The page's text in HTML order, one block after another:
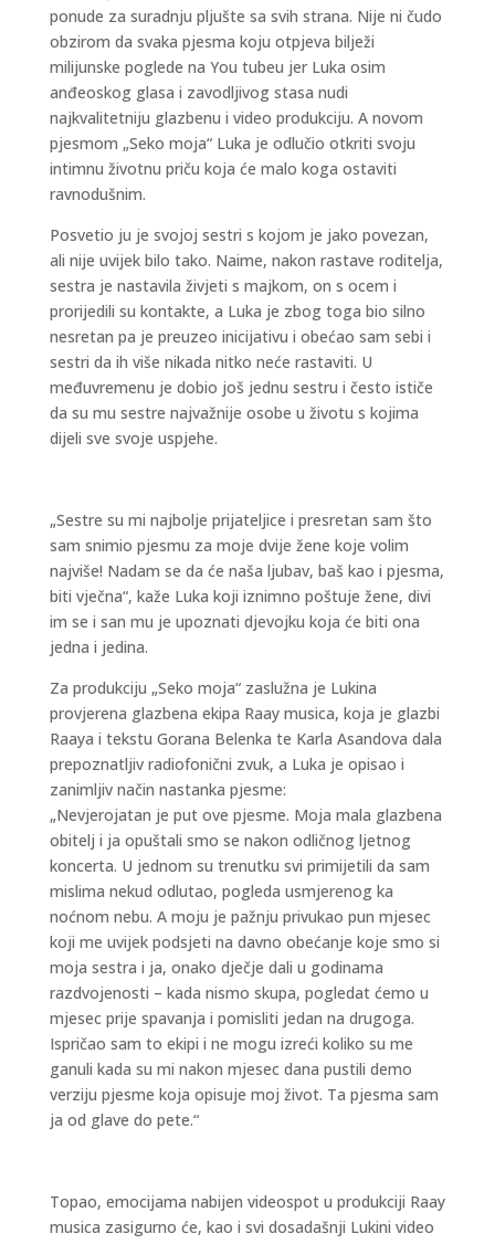
ponude za suradnju pljušte sa svih strana. Nije ni čudo
obzirom da svaka pjesma koju otpjeva bilježi
milijunske poglede na You tubeu jer Luka osim
anđeoskog glasa i zavodljivog stasa nudi
najkvalitetniju glazbenu i video produkciju. A novom
pjesmom „Seko moja“ Luka je odlučio otkriti svoju
intimnu životnu priču koja će malo koga ostaviti
ravnodušnim.
Posvetio ju je svojoj sestri s kojom je jako povezan,
ali nije uvijek bilo tako. Naime, nakon rastave roditelja,
sestra je nastavila živjeti s majkom, on s ocem i
prorijedili su kontakte, a Luka je zbog toga bio silno
nesretan pa je preuzeo inicijativu i obećao sam sebi i
sestri da ih više nikada nitko neće rastaviti. U
međuvremenu je dobio još jednu sestru i često ističe
da su mu sestre najvažnije osobe u životu s kojima
dijeli sve svoje uspjehe.
„Sestre su mi najbolje prijateljice i presretan sam što
sam snimio pjesmu za moje dvije žene koje volim
najviše! Nadam se da će naša ljubav, baš kao i pjesma,
biti vječna“, kaže Luka koji iznimno poštuje žene, divi
im se i san mu je upoznati djevojku koja će biti ona
jedna i jedina.
Za produkciju „Seko moja“ zaslužna je Lukina
provjerena glazbena ekipa Raay musica, koja je glazbi
Raaya i tekstu Gorana Belenka te Karla Asandova dala
prepoznatljiv radiofonični zvuk, a Luka je opisao i
zanimljiv način nastanka pjesme:
„Nevjerojatan je put ove pjesme. Moja mala glazbena
obitelj i ja opuštali smo se nakon odličnog ljetnog
koncerta. U jednom su trenutku svi primijetili da sam
mislima nekud odlutao, pogleda usmjerenog ka
noćnom nebu. A moju je pažnju privukao pun mjesec
koji me uvijek podsjeti na davno obećanje koje smo si
moja sestra i ja, onako dječje dali u godinama
razdvojenosti – kada nismo skupa, pogledat ćemo u
mjesec prije spavanja i pomisliti jedan na drugoga.
Ispričao sam to ekipi i ne mogu izreći koliko su me
ganuli kada su mi nakon mjesec dana pustili demo
verziju pjesme koja opisuje moj život. Ta pjesma sam
ja od glave do pete.“
Topao, emocijama nabijen videospot u produkciji Raay
musica zasigurno će, kao i svi dosadašnji Lukini video